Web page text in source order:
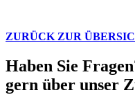
ZURÜCK ZUR
Haben Sie
gern über unser